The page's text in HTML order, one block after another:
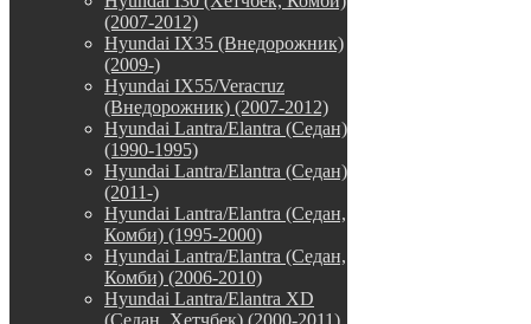
(2007-2012)
Hyundai IX35 (Внедорожник)
(2009-)
Hyundai IX55/Veracruz
(Внедорожник) (2007-2012)
Hyundai Lantra/Elantra (Седан)
(1990-1995)
Hyundai Lantra/Elantra (Седан)
(2011-)
Hyundai Lantra/Elantra (Седан,
Комби) (1995-2000)
Hyundai Lantra/Elantra (Седан,
Комби) (2006-2010)
Hyundai Lantra/Elantra XD
(Седан, Хетчбек) (2000-2011)